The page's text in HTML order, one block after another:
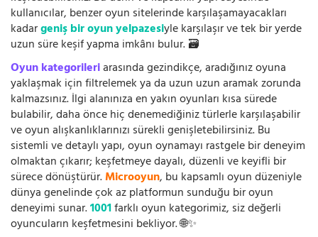
kullanıcılar, benzer oyun sitelerinde karşılaşamayacakları
kadargeniş bir oyun yelpazesiyle karşılaşır ve tek bir yerde
uzun süre keşif yapma imkânı bulur. 🗃️
Oyun kategorileriarasında gezindikçe, aradığınız oyuna
yaklaşmak için filtrelemek ya da uzun uzun aramak zorunda
kalmazsınız. İlgi alanınıza en yakın oyunları kısa sürede
bulabilir, daha önce hiç denemediğiniz türlerle karşılaşabilir
ve oyun alışkanlıklarınızı sürekli genişletebilirsiniz. Bu
sistemli ve detaylı yapı, oyun oynamayı rastgele bir deneyim
olmaktan çıkarır; keşfetmeye dayalı, düzenli ve keyifli bir
sürece dönüştürür.Microoyun, bu kapsamlı oyun düzeniyle
dünya genelinde çok az platformun sunduğu bir oyun
deneyimi sunar.1001farklı oyun kategorimiz, siz değerli
oyuncuların keşfetmesini bekliyor. 🌐✨